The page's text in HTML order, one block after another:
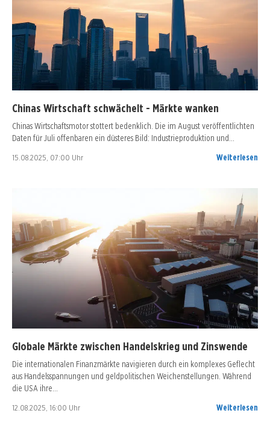
Chinas Wirtschaft schwächelt - Märkte wanken
Chinas Wirtschaftsmotor stottert bedenklich. Die im August veröffentlichten
Daten für Juli offenbaren ein düsteres Bild: Industrieproduktion und…
15.08.2025, 07:00 Uhr Weiterlesen
Globale Märkte zwischen Handelskrieg und Zinswende
Die internationalen Finanzmärkte navigieren durch ein komplexes Geflecht
aus Handelsspannungen und geldpolitischen Weichenstellungen. Während
die USA ihre…
12.08.2025, 16:00 Uhr Weiterlesen